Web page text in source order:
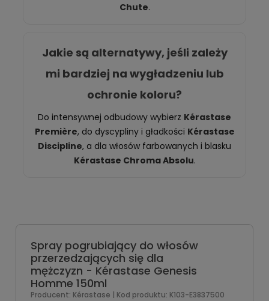
Chute.
Jakie są alternatywy, jeśli zależy
mi bardziej na wygładzeniu lub
ochronie koloru?
Do intensywnej odbudowy wybierz Kérastase
Première, do dyscypliny i gładkości Kérastase
Discipline, a dla włosów farbowanych i blasku
Kérastase Chroma Absolu.
Spray pogrubiający do włosów
przerzedzających się dla
mężczyzn - Kérastase Genesis
Homme 150ml
Producent: Kérastase | Kod produktu: K103-E3837500